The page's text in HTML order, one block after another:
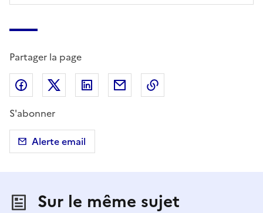
Partager la page
Partager sur Facebook
Partager sur X (anciennement Twitter)
Partager sur LinkedIn
Partager par email
S'abonner
Alerte email
Sur le même sujet